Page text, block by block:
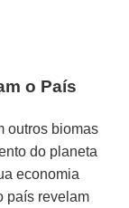
o País
outros biomas
do planeta
economia
país revelam